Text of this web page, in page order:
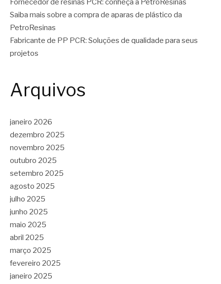
Fornecedor de resinas PCR: conheça a PetroResinas
Saiba mais sobre a compra de aparas de plástico da
PetroResinas
Fabricante de PP PCR: Soluções de qualidade para seus
projetos
Arquivos
janeiro 2026
dezembro 2025
novembro 2025
outubro 2025
setembro 2025
agosto 2025
julho 2025
junho 2025
maio 2025
abril 2025
março 2025
fevereiro 2025
janeiro 2025